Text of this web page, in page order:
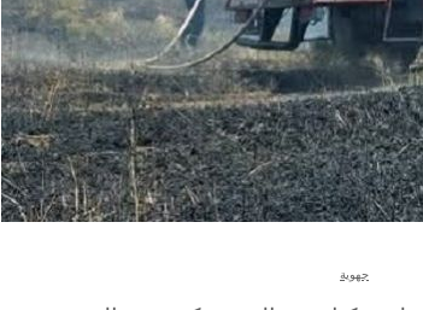
جهوية